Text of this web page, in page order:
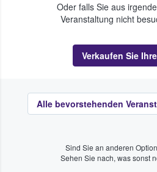
Oder falls Sie aus
Veranstaltung nicht
Verkaufen Sie
Alle bevorstehenden
Sind Sie an anderen
Sehen Sie nach, was sonst